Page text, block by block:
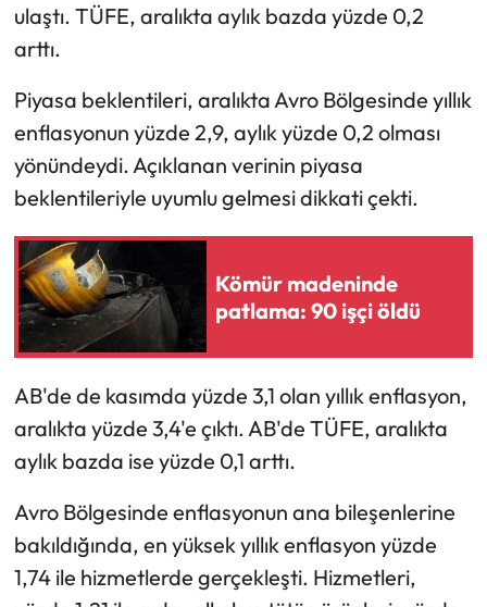
ulaştı. TÜFE, aralıkta aylık bazda yüzde 0,2
arttı.
Piyasa beklentileri, aralıkta Avro Bölgesinde yıllık
enflasyonun yüzde 2,9, aylık yüzde 0,2 olması
yönündeydi. Açıklanan verinin piyasa
beklentileriyle uyumlu gelmesi dikkati çekti.
Kömür madeninde
patlama: 90 işçi öldü
AB'de de kasımda yüzde 3,1 olan yıllık enflasyon,
aralıkta yüzde 3,4'e çıktı. AB'de TÜFE, aralıkta
aylık bazda ise yüzde 0,1 arttı.
Avro Bölgesinde enflasyonun ana bileşenlerine
bakıldığında, en yüksek yıllık enflasyon yüzde
1,74 ile hizmetlerde gerçekleşti. Hizmetleri,